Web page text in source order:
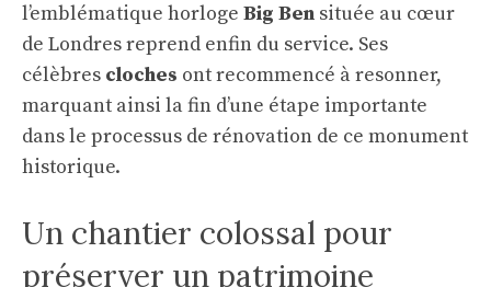
l’emblématique horloge Big Ben située au cœur
de Londres reprend enfin du service. Ses
célèbres cloches ont recommencé à resonner,
marquant ainsi la fin d’une étape importante
dans le processus de rénovation de ce monument
historique.
Un chantier colossal pour
préserver un patrimoine